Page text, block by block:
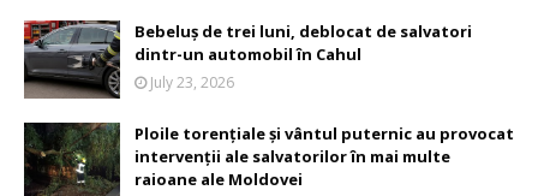
Bebeluș de trei luni, deblocat de salvatori
dintr-un automobil în Cahul
July 23, 2026
Ploile torențiale și vântul puternic au provocat
intervenții ale salvatorilor în mai multe
raioane ale Moldovei